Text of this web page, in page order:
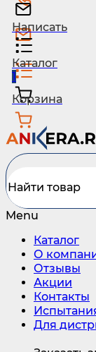
Написать
Каталог
1
Корзина
Menu
Каталог
О
Отзывы
Акции
Контакты
Для